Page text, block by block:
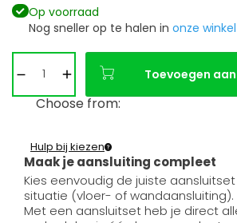
Op voorraad
Nog sneller op te halen in onze winkel
Toevoegen
Choose from:
Maak je aansluiting compleet
Hulp bij kiezen
Kies eenvoudig de juiste
situatie (vloer- of wandaansluiting).
Met een aansluitset heb je direct